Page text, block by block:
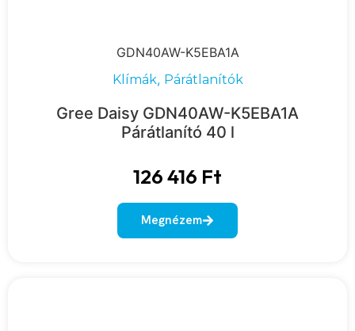
GDN40AW-K5EBA1A
Klímák, Párátlanítók
Gree Daisy GDN40AW-K5EBA1A
Párátlanító 40 l
126 416 Ft
Megnézem